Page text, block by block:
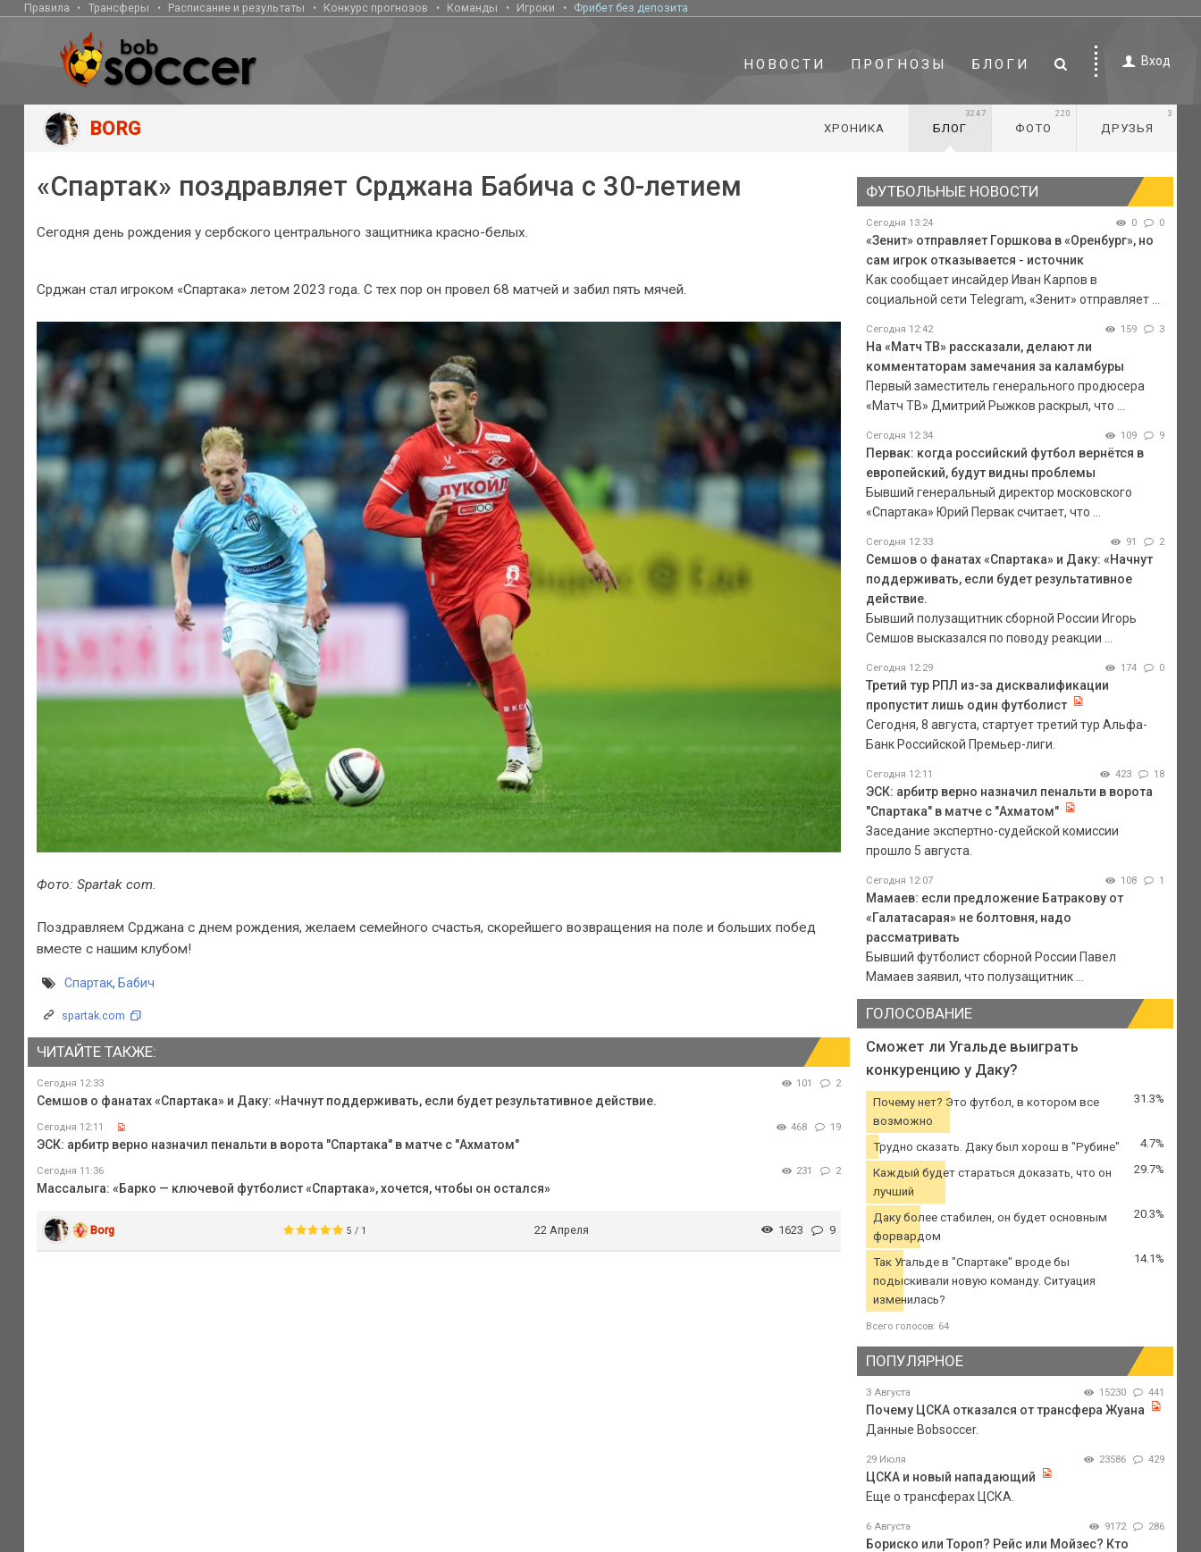
Правила Трансферы Расписание и результаты Конкурс прогнозов Команды Игроки Фрибет без депозита
НОВОСТИ ПРОГНОЗЫ БЛОГИ Вход
BORG ХРОНИКА БЛОГ
3247
ФОТО
220
ДРУЗЬЯ
3
«Спартак» поздравляет Срджана Бабича с 30-летием
Сегодня день рождения у сербского центрального защитника красно-белых.
Срджан стал игроком «Спартака» летом 2023 года. С тех пор он провел 68 матчей и забил пять мячей.
Фото: Spartak com.
Поздравляем Срджана с днем рождения, желаем семейного счастья, скорейшего возвращения на поле и больших побед
вместе с нашим клубом!
Спартак, Бабич
spartak.com
ЧИТАЙТЕ ТАКЖЕ:
Сегодня 12:33 101 2
Семшов о фанатах «Спартака» и Даку: «Начнут поддерживать, если будет результативное действие.
Сегодня 12:11 468 19
ЭСК: арбитр верно назначил пенальти в ворота "Спартака" в матче с "Ахматом"
Сегодня 11:36 231 2
Массалыга: «Барко — ключевой футболист «Спартака», хочется, чтобы он остался»
Borg 5 / 1 22 Апреля 1623 9
ФУТБОЛЬНЫЕ НОВОСТИ
Сегодня 13:24 0 0
«Зенит» отправляет Горшкова в «Оренбург», но
сам игрок отказывается - источник
Как сообщает инсайдер Иван Карпов в
социальной сети Telegram, «Зенит» отправляет ...
Сегодня 12:42 159 3
На «Матч ТВ» рассказали, делают ли
комментаторам замечания за каламбуры
Первый заместитель генерального продюсера
«Матч ТВ» Дмитрий Рыжков раскрыл, что ...
Сегодня 12:34 109 9
Первак: когда российский футбол вернётся в
европейский, будут видны проблемы
Бывший генеральный директор московского
«Спартака» Юрий Первак считает, что ...
Сегодня 12:33 91 2
Семшов о фанатах «Спартака» и Даку: «Начнут
поддерживать, если будет результативное
действие.
Бывший полузащитник сборной России Игорь
Семшов высказался по поводу реакции ...
Сегодня 12:29 174 0
Третий тур РПЛ из-за дисквалификации
пропустит лишь один футболист
Сегодня, 8 августа, стартует третий тур Альфа-
Банк Российской Премьер-лиги.
Сегодня 12:11 423 18
ЭСК: арбитр верно назначил пенальти в ворота
"Спартака" в матче с "Ахматом"
Заседание экспертно-судейской комиссии
прошло 5 августа.
Сегодня 12:07 108 1
Мамаев: если предложение Батракову от
«Галатасарая» не болтовня, надо
рассматривать
Бывший футболист сборной России Павел
Мамаев заявил, что полузащитник ...
ГОЛОСОВАНИЕ
Сможет ли Угальде выиграть
конкуренцию у Даку?
Почему нет? Это футбол, в котором все
возможно
31.3%
Трудно сказать. Даку был хорош в "Рубине" 4.7%
Каждый будет стараться доказать, что он
лучший
29.7%
Даку более стабилен, он будет основным
форвардом
20.3%
Так Угальде в "Спартаке" вроде бы
подыскивали новую команду. Ситуация
изменилась?
14.1%
Всего голосов: 64
ПОПУЛЯРНОЕ
3 Августа 15230 441
Почему ЦСКА отказался от трансфера Жуана
Данные Bobsoccer.
29 Июля 23586 429
ЦСКА и новый нападающий
Еще о трансферах ЦСКА.
6 Августа 9172 286
Бориско или Тороп? Рейс или Мойзес? Кто